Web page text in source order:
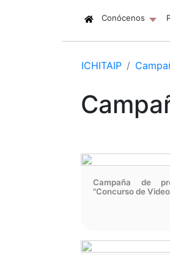
Conócenos
ICHITAIP
Campaña de
"Concurso de